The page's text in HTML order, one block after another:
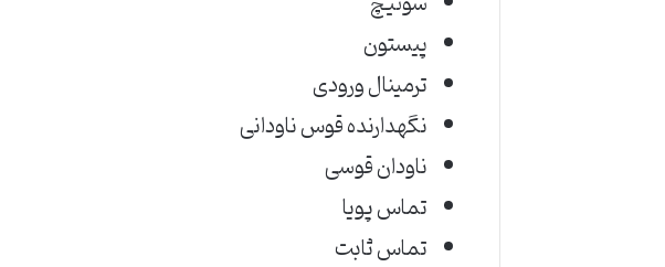
پیستون
ترمینال ورودی
نگهدارنده قوس ناودانی
ناودان قوسی
تماس پویا
تماس ثابت